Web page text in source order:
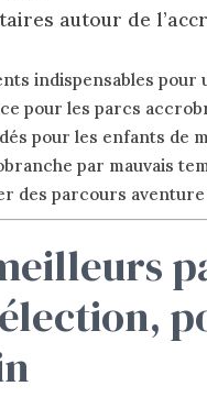
autour de
indispensables
pour les parcs
pour les enfants de
par mauvais
des parcours